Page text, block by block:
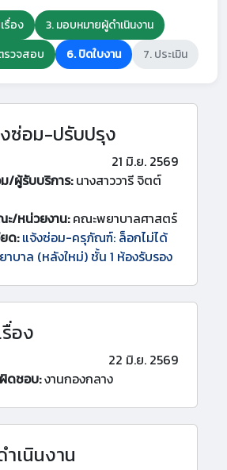
รื่อง
3. มอบหมายผู้ดำเนินงาน
รวจสอบ 6. ปิดใบงาน 7. ประเมิน
ซ่อม-ปรับปรุง
21 มิ.ย. 2569
/ผู้รับบริการ:นางสาววารี จิตต์
/หน่วยงาน:คณะพยาบาลศาสตร์
ด: แจ้งซ่อม-ครุภัณฑ์: ล็อกไม่ได้
บาล (หลังใหม่) ชั้น 1 ห้องรับรอง
อง
22 มิ.ย. 2569
ดชอบ:งานกองกลาง
เนินงาน